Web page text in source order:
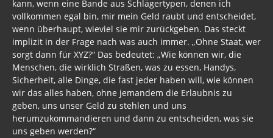
kann, wenn eine Bande aus Schlägertypen, denen ich
vollkommen egal bin, mir mein Geld raubt und entscheidet,
wenn überhaupt, wieviel sie mir zurückgeben. Das steckt
implizit in der Frage nach was auch immer. „Ohne Staat, wer
sorgt dann für XYZ?“ Das bedeutet: „Wie können wir, die
Menschen, die wirklich Straßen, was zu essen, Handys,
Sicherheit, alle Dinge, die fast jeder haben will, wie können
wir das alles haben, ohne jemandem die Erlaubnis zu
geben, uns unser Geld zu stehlen und uns
herumzukommandieren und dann zu entscheiden, was sie
uns geben werden?“